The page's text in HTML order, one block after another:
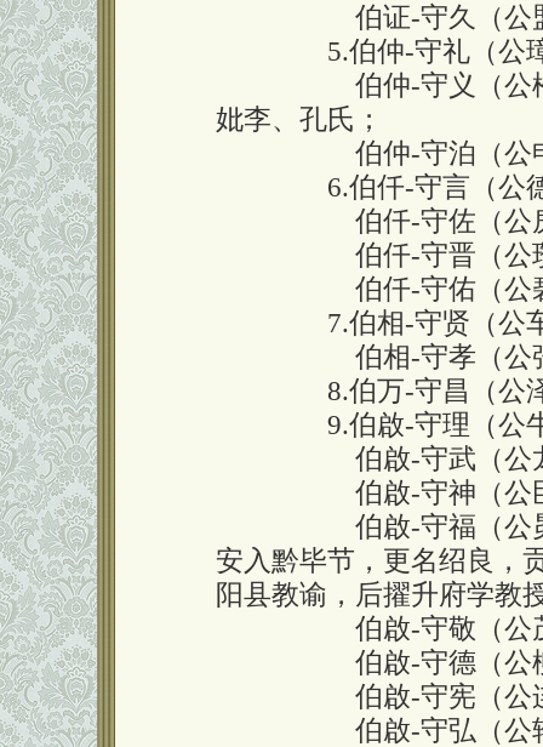
伯证-守久（公盟、
5.伯仲-守礼（公璋
伯仲-守义（公松、
妣李、孔氏；
伯仲-守泊（公申、
6.伯仟-守言（公德
伯仟-守佐（公房、
伯仟-守晋（公瓒、
伯仟-守佑（公碧、
7.伯相-守贤（公车
伯相-守孝（公张、
8.伯万-守昌（公泽
9.伯啟-守理（公牛
伯啟-守武（公龙、
伯啟-守神（公臣、
伯啟-守福（公昴、
安入黔毕节，更名绍良，
阳县教谕，后擢升府学教
伯啟-守敬（公茂、
伯啟-守德（公柳、
伯啟-守宪（公连
伯啟-守弘（公轸、